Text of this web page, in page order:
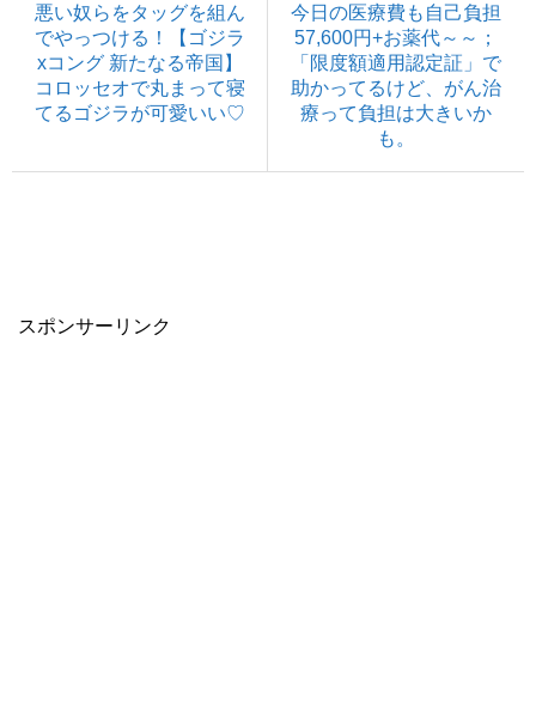
悪い奴らをタッグを組ん
でやっつける！【ゴジラ
xコング 新たなる帝国】
コロッセオで丸まって寝
てるゴジラが可愛いい♡
今日の医療費も自己負担
57,600円+お薬代～～；
「限度額適用認定証」で
助かってるけど、がん治
療って負担は大きいか
も。
スポンサーリンク